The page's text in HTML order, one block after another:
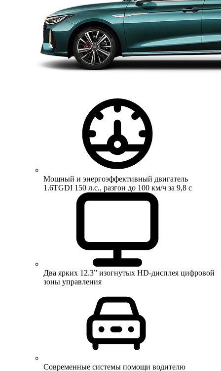
Мощный и энергоэффективный двигатель
1.6TGDI 150 л.с., разгон до 100 км/ч за 9,8 с
Два ярких 12.3” изогнутых HD-дисплея цифровой
зоны управления
Современные системы помощи водителю